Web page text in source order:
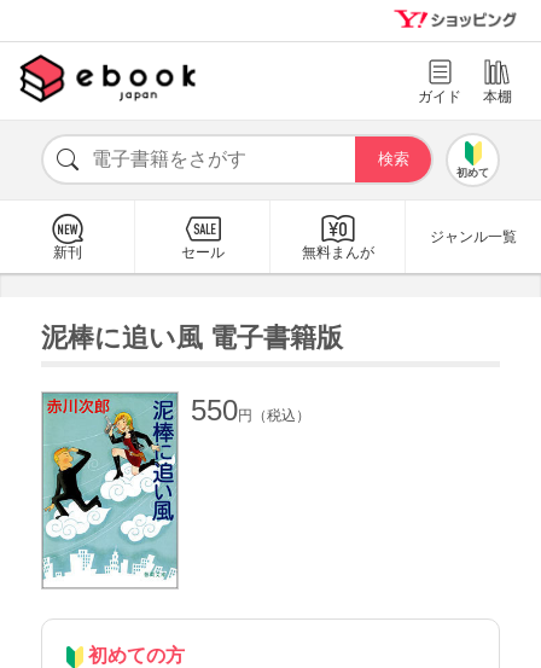
ガイド 本棚
初めて
新刊 セール 無料まんが
ジャンル一覧
泥棒に追い風 電子書籍版
550円（税込）
初めての方